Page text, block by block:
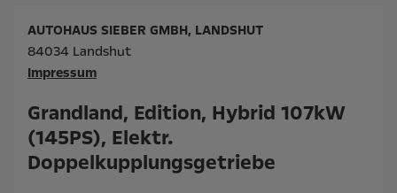
Grandland, Edition, Hybrid 107kW
(145PS), Elektr.
Doppelkupplungsgetriebe
AUTOHAUS SIEBER GMBH, LANDSHUT
84034 Landshut
Impressum